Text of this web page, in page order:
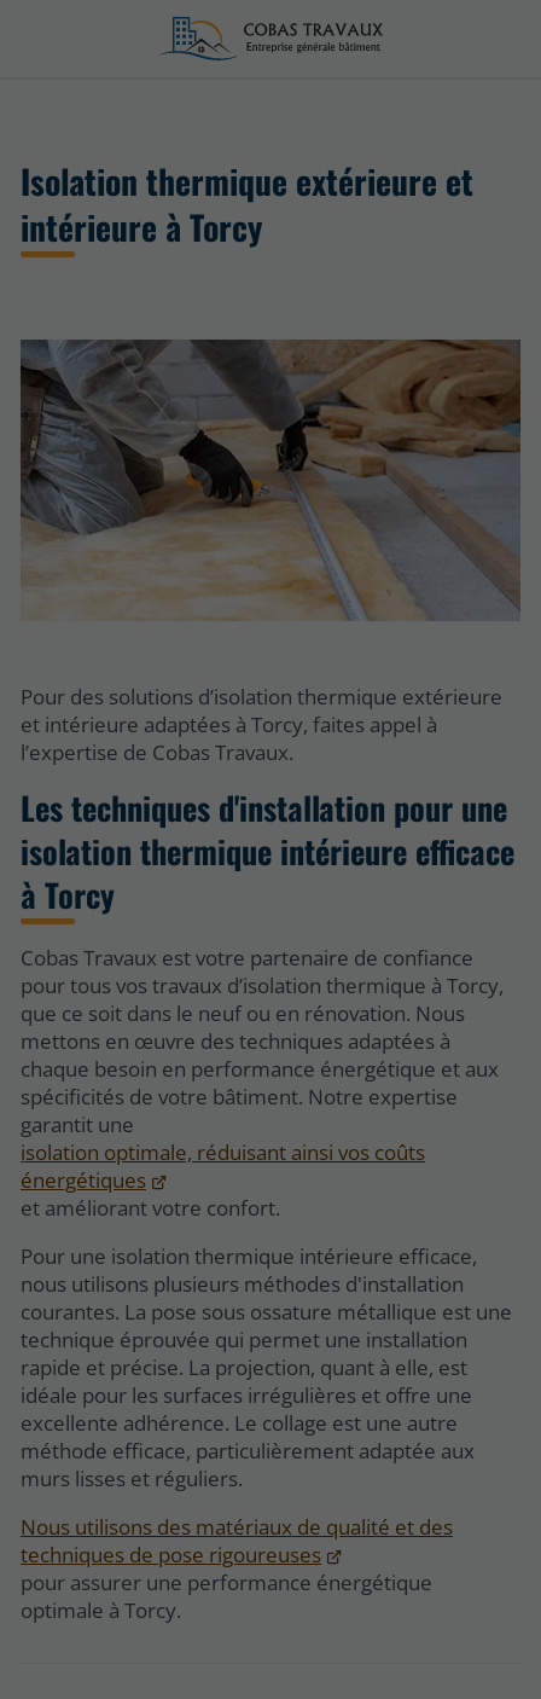
Isolation thermique extérieure et
intérieure à Torcy
Pour des solutions d’isolation thermique extérieure
et intérieure adaptées à Torcy, faites appel à
l’expertise de Cobas Travaux.
Les techniques d'installation pour une
isolation thermique intérieure efficace
à Torcy
Cobas Travaux est votre partenaire de confiance
pour tous vos travaux d’isolation thermique à Torcy,
que ce soit dans le neuf ou en rénovation. Nous
mettons en œuvre des techniques adaptées à
chaque besoin en performance énergétique et aux
spécificités de votre bâtiment. Notre expertise
garantit une
isolation optimale, réduisant ainsi vos coûts
énergétiques
et améliorant votre confort.
Pour une isolation thermique intérieure efficace,
nous utilisons plusieurs méthodes d'installation
courantes. La pose sous ossature métallique est une
technique éprouvée qui permet une installation
rapide et précise. La projection, quant à elle, est
idéale pour les surfaces irrégulières et offre une
excellente adhérence. Le collage est une autre
méthode efficace, particulièrement adaptée aux
murs lisses et réguliers.
Nous utilisons des matériaux de qualité et des
techniques de pose rigoureuses
pour assurer une performance énergétique
optimale à Torcy.